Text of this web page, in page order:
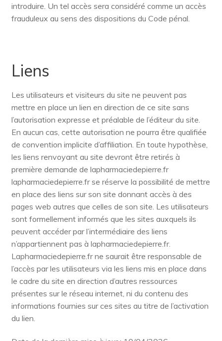
introduire. Un tel accès sera considéré comme un accès
frauduleux au sens des dispositions du Code pénal.
Liens
Les utilisateurs et visiteurs du site ne peuvent pas
mettre en place un lien en direction de ce site sans
l’autorisation expresse et préalable de l’éditeur du site.
En aucun cas, cette autorisation ne pourra être qualifiée
de convention implicite d’affiliation. En toute hypothèse,
les liens renvoyant au site devront être retirés à
première demande de lapharmaciedepierre.fr
lapharmaciedepierre.fr se réserve la possibilité de mettre
en place des liens sur son site donnant accès à des
pages web autres que celles de son site. Les utilisateurs
sont formellement informés que les sites auxquels ils
peuvent accéder par l’intermédiaire des liens
n’appartiennent pas à lapharmaciedepierre.fr.
Lapharmaciedepierre.fr ne saurait être responsable de
l’accès par les utilisateurs via les liens mis en place dans
le cadre du site en direction d’autres ressources
présentes sur le réseau internet, ni du contenu des
informations fournies sur ces sites au titre de l’activation
du lien.